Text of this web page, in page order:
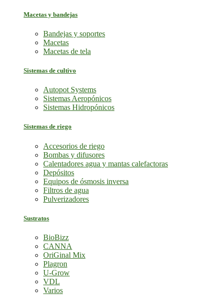
Macetas y bandejas
Bandejas y soportes
Macetas
Macetas de tela
Sistemas de cultivo
Autopot Systems
Sistemas Aeropónicos
Sistemas Hidropónicos
Sistemas de riego
Accesorios de riego
Bombas y difusores
Calentadores agua y mantas calefactoras
Depósitos
Equipos de ósmosis inversa
Filtros de agua
Pulverizadores
Sustratos
BioBizz
CANNA
OriGinal Mix
Plagron
U-Grow
VDL
Varios